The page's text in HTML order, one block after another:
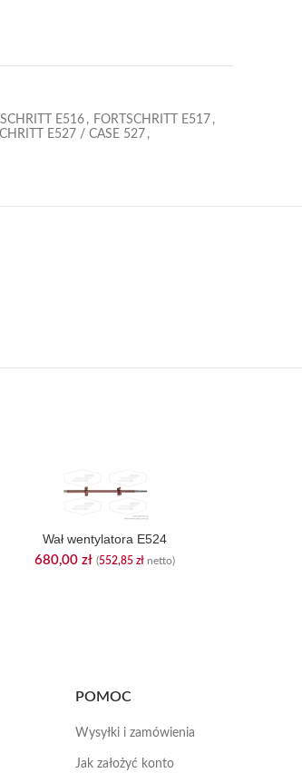
E516 , FORTSCHRITT E517 ,
E527 / CASE 527 ,
Wał wentylatora E524
680,00 zł (552,85 zł netto)
POMOC
Wysyłki i zamówienia
Jak założyć konto